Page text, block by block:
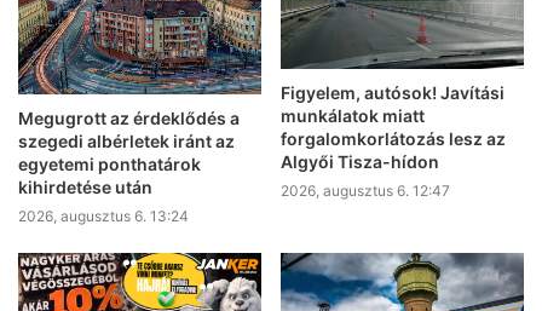
Megugrott az érdeklődés a
szegedi albérletek iránt az
egyetemi ponthatárok
kihirdetése után
2026, augusztus 6. 13:24
Figyelem, autósok! Javítási
munkálatok miatt
forgalomkorlátozás lesz az
Algyői Tisza-hídon
2026, augusztus 6. 12:47